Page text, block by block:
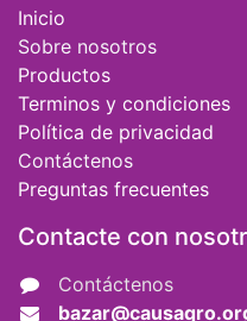
Inicio
Sobre nosotros
Productos
Terminos y condiciones
Política de privacidad
Contáctenos
Preguntas frecuentes
Contacte con
Contáctenos